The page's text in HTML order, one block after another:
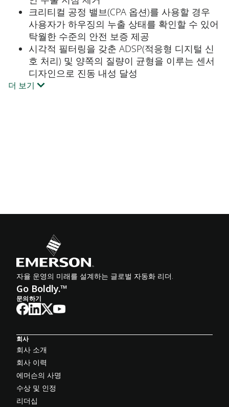
크리티컬 공정 밸브(CPA 옵션)를 사용할 경우
사용자가 하우징의 누출 상태를 확인할 수 있어
탁월한 수준의 안전 보증 제공
시각적 필터링을 갖춘 ADSP(적응형 디지털 신
호 처리) 및 양쪽의 질량이 균형을 이루는 센서
디자인으로 진동 내성 달성
더 보기
자율 운영의 미래를 설계하는 글로벌 자동화 리더.
Go Boldly.™
문의하기
회사
회사 소개
회사 이력
에머슨의 사명
수상 및 인정
리더십